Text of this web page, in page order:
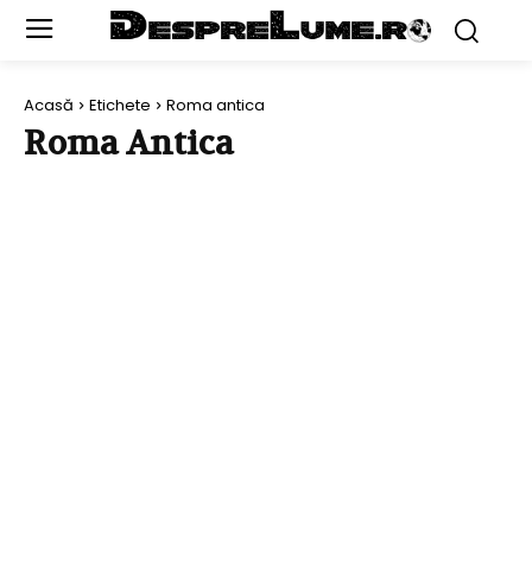
Acasă Etichete Roma antica
Roma Antica